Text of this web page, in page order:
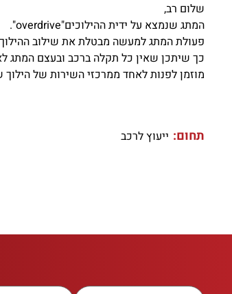
שלום רב,
המתג שנמצא על ידית ההילוכים"overdrive".
פעולת המתג למעשה מבטלת את שילוב ההילוך
כך שיתכן שאין כל תקלה ברכב ובעצם המתג
מוזמן לפנות לאחד ממרכזי השירות של הילוך
תחום: ייעוץ לרכב